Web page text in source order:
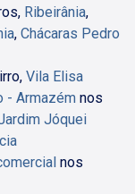
Ribeirânia,
, Chácaras Pedro
Vila Elisa
- Armazém nos
Jóquei
nos